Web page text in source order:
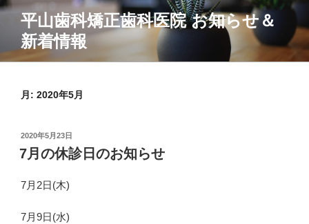
コ
平山歯科矯正歯科医院 お知らせ＆
新着情報
月: 2020年5月
投
稿
日:
2020年5月23日
7月の休診日のお知らせ
7月2日(木)
7月9日(水)